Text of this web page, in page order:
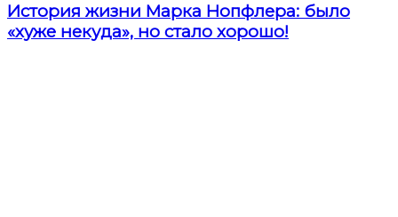
История жизни Марка Нопфлера: было
«хуже некуда», но стало хорошо!